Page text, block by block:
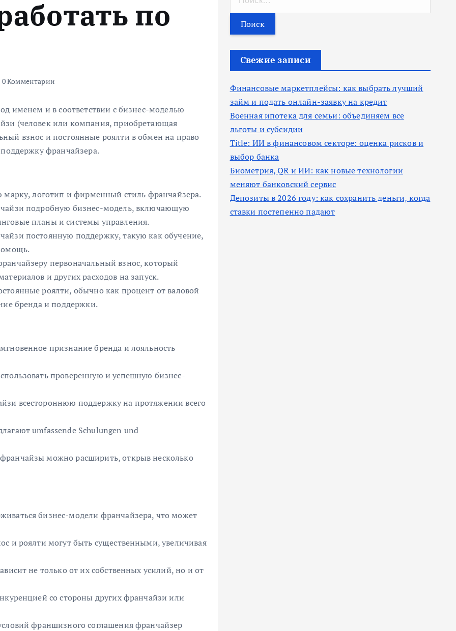
по
0 Комментарии
именем и в соответствии с бизнес-моделью
(человек или компания, приобретающая
взнос и постоянные роялти в обмен на право
франчайзера.
марку, логотип и фирменный стиль франчайзера.
подробную бизнес-модель, включающую
планы и системы управления.
постоянную поддержку, такую как обучение,
первоначальный взнос, который
и других расходов на запуск.
роялти, обычно как процент от валовой
бренда и поддержки.
признание бренда и лояльность
проверенную и успешную бизнес-
всестороннюю поддержку на протяжении всего
umfassende Schulungen und
можно расширить, открыв несколько
бизнес-модели франчайзера, что может
и роялти могут быть существенными, увеличивая
не только от их собственных усилий, но и от
со стороны других франчайзи или
франшизного соглашения франчайзер
т
и
Свежие записи
Финансовые маркетплейсы: как выбрать лучший
займ и подать онлайн-заявку на кредит
Военная ипотека для семьи: объединяем все
льготы и субсидии
Title: ИИ в финансовом секторе: оценка рисков и
выбор банка
Биометрия, QR и ИИ: как новые технологии
меняют банковский сервис
Депозиты в 2026 году: как сохранить деньги, когда
ставки постепенно падают